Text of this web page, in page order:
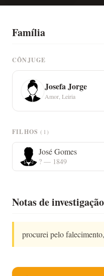
Família
CÔNJUGE
Josefa Jorge
Amor, Leiria
FILHOS(1)
José Gomes
? — 1849
Notas de investigação
procurei pelo